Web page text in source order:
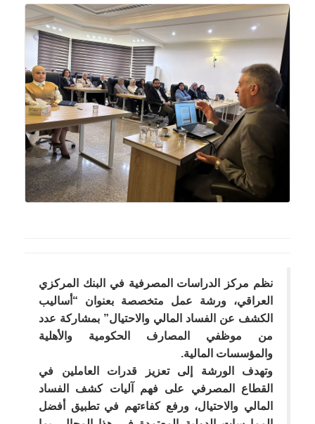
نظم مركز الدراسات المصرفية في البنك المركزي
العراقي، ورشة عمل متخصصة بعنوان “أساليب
الكشف عن الفساد المالي والاحتيال” بمشاركة عدد
من موظفي المصارف الحكومية والأهلية
والمؤسسات المالية.
وتهدف الورشة إلى تعزيز قدرات العاملين في
القطاع المصرفي على فهم آليات كشف الفساد
المالي والاحتيال، ورفع كفاءتهم في تطبيق أفضل